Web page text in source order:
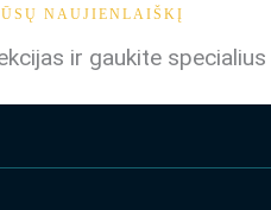
NAUJIENLAIŠKĮ
ir gaukite specialius